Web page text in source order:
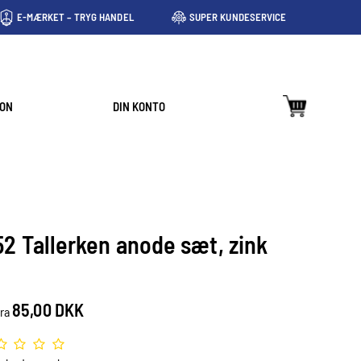
E-MÆRKET – TRYG HANDEL SUPER KUNDESERVICE
DIN KONTO
Tallerken anode sæt, zink
85,00 DKK